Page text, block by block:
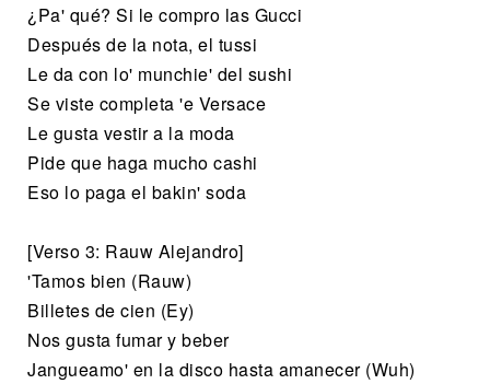
¿Pa' qué? Si le compro las Gucci
Después de la nota, el tussi
Le da con lo' munchie' del sushi
Se viste completa 'e Versace
Le gusta vestir a la moda
Pide que haga mucho cashi
Eso lo paga el bakin' soda
[Verso 3: Rauw Alejandro]
'Tamos bien (Rauw)
Billetes de cien (Ey)
Nos gusta fumar y beber
Jangueamo' en la disco hasta amanecer (Wuh)